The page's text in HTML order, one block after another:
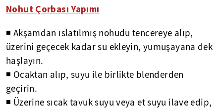
Nohut Çorbası Yapımı
◾ Akşamdan ıslatılmış nohudu tencereye alıp,
üzerini geçecek kadar su ekleyin, yumuşayana dek
haşlayın.
◾ Ocaktan alıp, suyu ile birlikte blenderden
geçirin.
◾ Üzerine sıcak tavuk suyu veya et suyu ilave edip,